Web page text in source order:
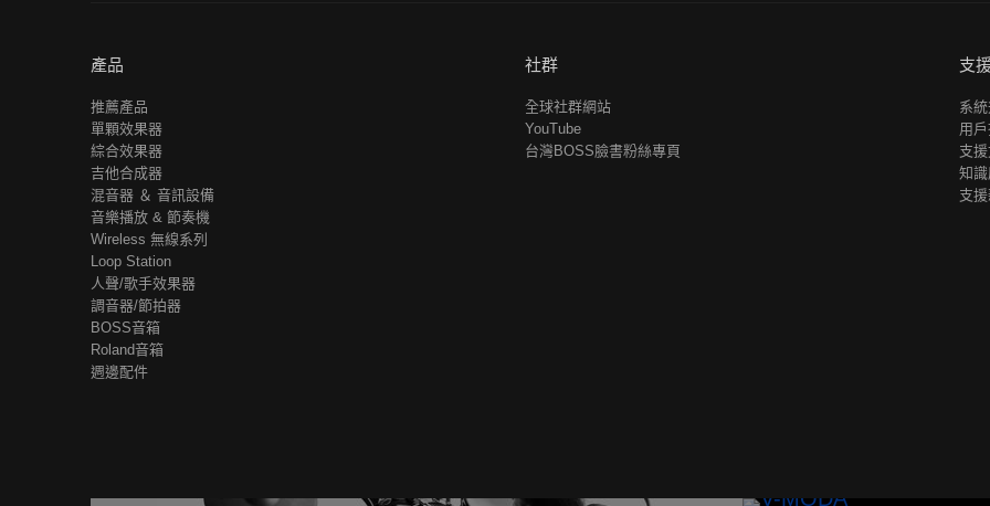
產品
推薦產品
單顆效果器
綜合效果器
吉他合成器
混音器 ＆ 音訊設備
音樂播放 & 節奏機
Wireless 無線系列
Loop Station
人聲/歌手效果器
調音器/節拍器
BOSS音箱
Roland音箱
週邊配件
社群
全球社群網站
YouTube
台灣BOSS臉書粉絲專頁
支
系
用
支
知
支